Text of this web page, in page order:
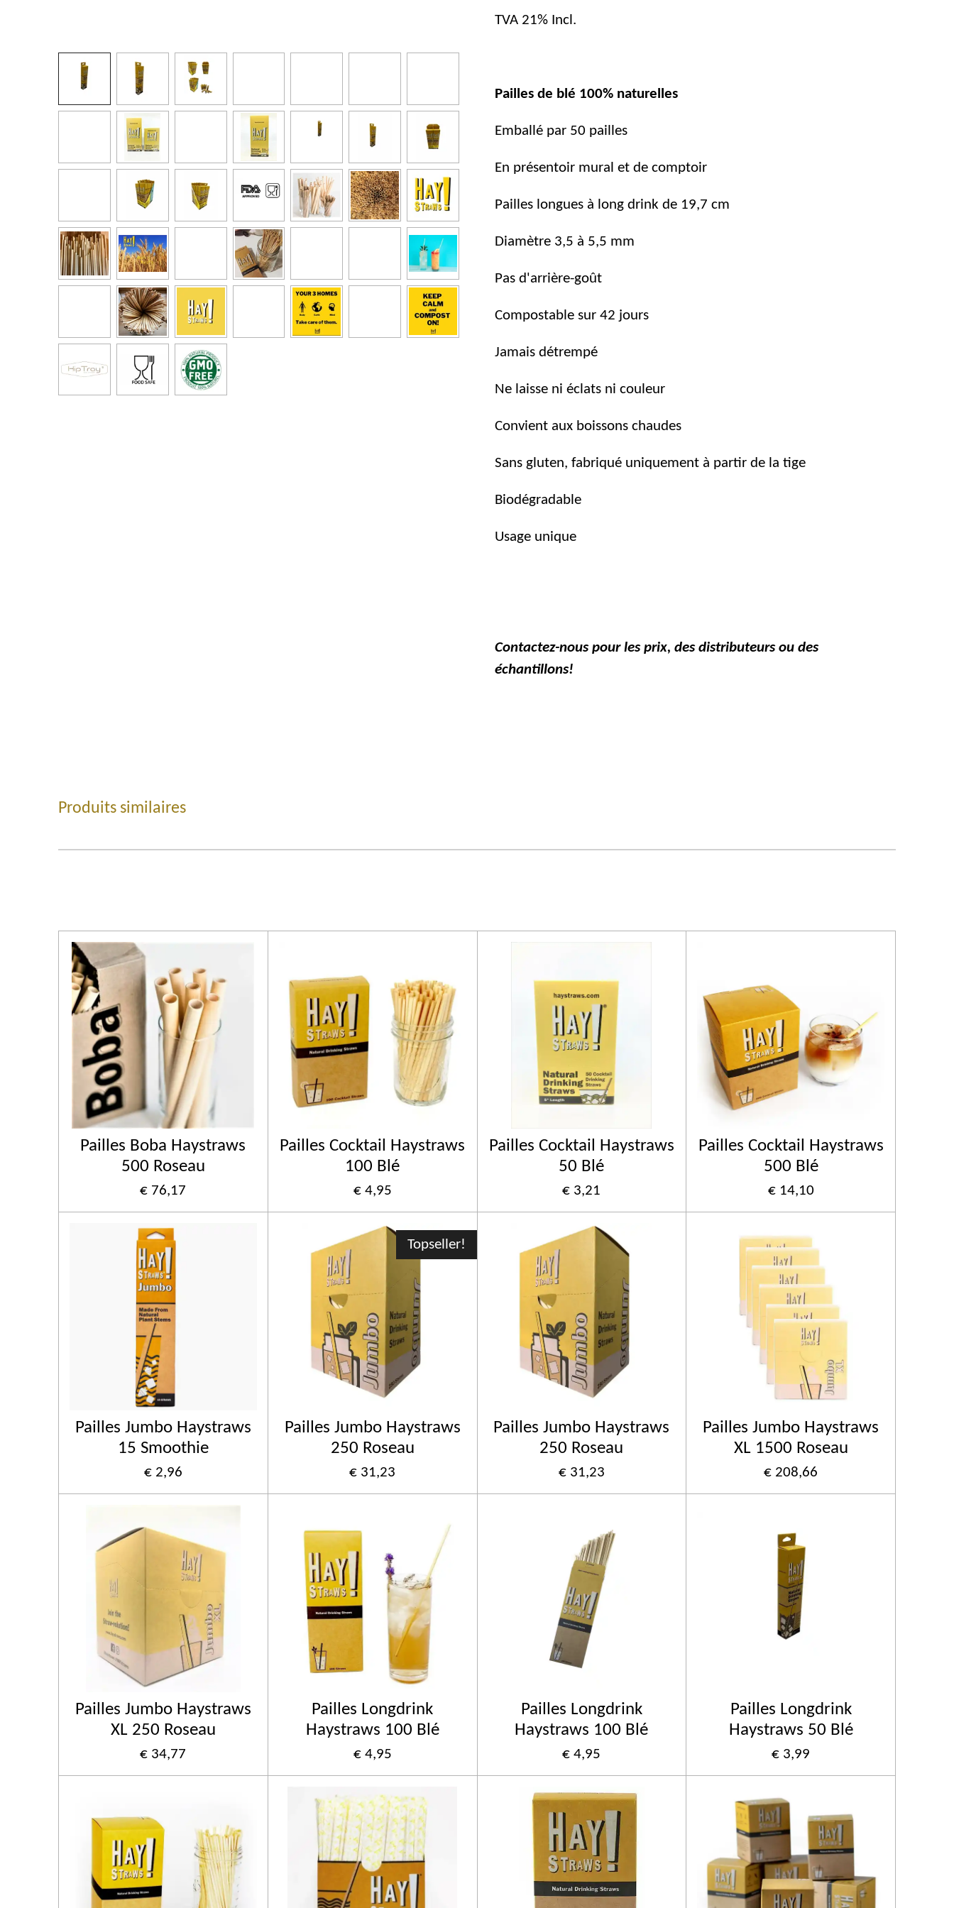
TVA 21% Incl.
Pailles de blé 100% naturelles
Emballé par 50 pailles
En présentoir mural et de comptoir
Pailles longues à long drink de 19,7 cm
Diamètre 3,5 à 5,5 mm
Pas d'arrière-goût
Compostable sur 42 jours
Jamais détrempé
Ne laisse ni éclats ni couleur
Convient aux boissons chaudes
Sans gluten, fabriqué uniquement à partir de la tige
Biodégradable
Usage unique
Contactez-nous pour les prix, des distributeurs ou des
échantillons!
Produits similaires
Pailles Boba Haystraws
500 Roseau
€ 76,17
Pailles Cocktail Haystraws
100 Blé
€ 4,95
Pailles Cocktail Haystraws
50 Blé
€ 3,21
Pailles Cocktail Haystraws
500 Blé
€ 14,10
Pailles Jumbo Haystraws
15 Smoothie
€ 2,96
Topseller!
Pailles Jumbo Haystraws
250 Roseau
€ 31,23
Pailles Jumbo Haystraws
250 Roseau
€ 31,23
Pailles Jumbo Haystraws
XL 1500 Roseau
€ 208,66
Pailles Jumbo Haystraws
XL 250 Roseau
€ 34,77
Pailles Longdrink
Haystraws 100 Blé
€ 4,95
Pailles Longdrink
Haystraws 100 Blé
€ 4,95
Pailles Longdrink
Haystraws 50 Blé
€ 3,99